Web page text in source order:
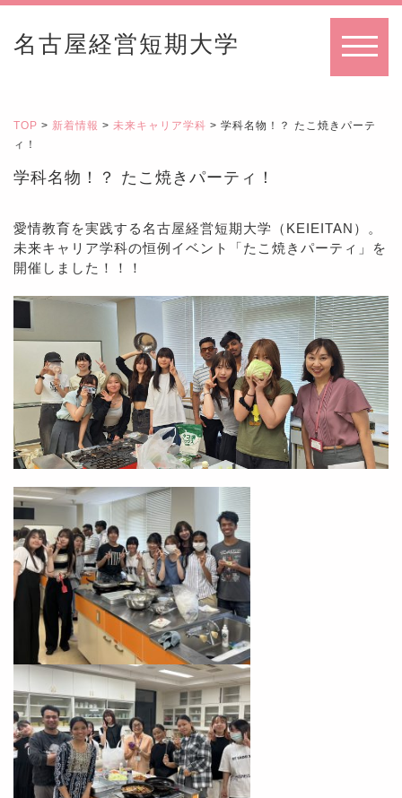
名古屋経営短期大学
TOP > 新着情報 > 未来キャリア学科 > 学科名物！？ たこ焼きパーテ
ィ！
学科名物！？ たこ焼きパーティ！
愛情教育を実践する名古屋経営短期⼤学（KEIEITAN）。
未来キャリア学科の恒例イベント「たこ焼きパーティ」を
開催しました！！！